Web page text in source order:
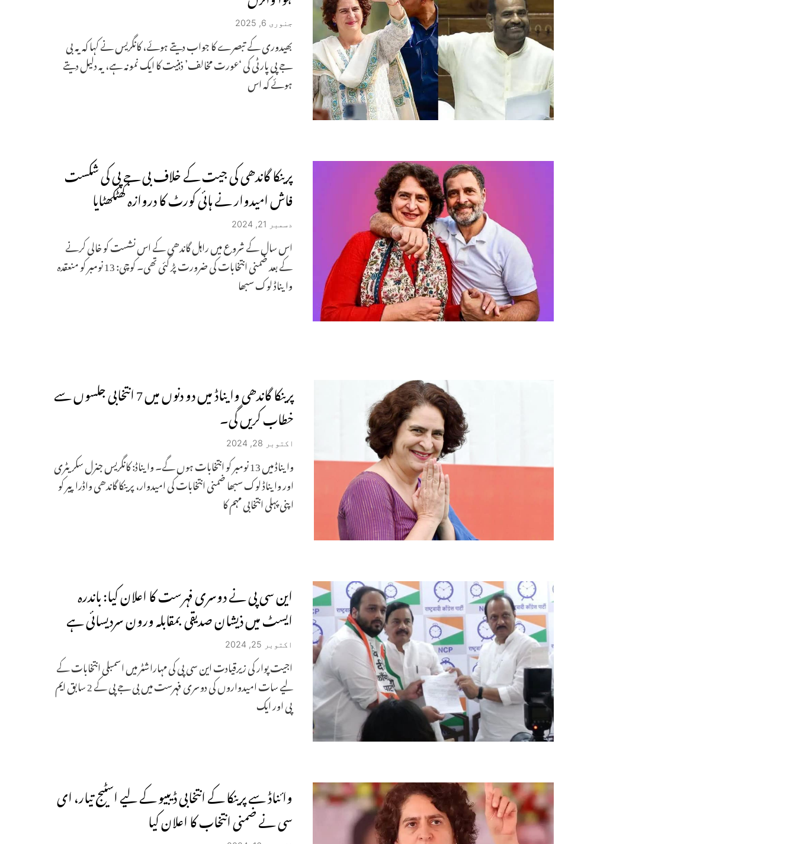
جنوری 6, 2025
بھیدوری کے تبصرے کا جواب دیتے ہوئے، کانگریس نے کہا کہ یہ بی
جے پی پارٹی کی ‘عورت مخالف’ ذہنیت کا ایک نمونہ ہے، یہ دلیل دیتے
ہوئے کہ اس
پرینکا گاندھی کی جیت کے خلاف بی جے پی کی شکست
فاش امیدوار نے ہائی کورٹ کا دروازہ کھٹکھٹایا
دسمبر 21, 2024
اس سال کے شروع میں راہل گاندھی کے اس نشست کو خالی کرنے
کے بعد ضمنی انتخابات کی ضرورت پڑ گئی تھی۔ کوچی: 13 نومبر کو منعقدہ
وایناڈ لوک سبھا
پرینکا گاندھی وایناڈ میں دو دنوں میں 7 انتخابی جلسوں سے
خطاب کریں گی۔
اکتوبر 28, 2024
وایناڈ میں 13 نومبر کو انتخابات ہوں گے۔ وایناڈ: کانگریس جنرل سکریٹری
اور وایناڈ لوک سبھا ضمنی انتخابات کی امیدوار، پرینکا گاندھی واڈرا پیر کو
اپنی پہلی انتخابی مہم کا
این سی پی نے دوسری فہرست کا اعلان کیا: باندرہ
ایسٹ میں ذیشان صدیقی بمقابلہ ورون سردیسائی ہے
اکتوبر 25, 2024
اجیت پوار کی زیرقیادت این سی پی کی مہاراشٹر میں اسمبلی انتخابات کے
لیے سات امیدواروں کی دوسری فہرست میں بی جے پی کے 2 سابق ایم
پی اور ایک
وائناڈ سے پرینکا کے انتخابی ڈیبیو کے لیے اسٹیج تیار، ای
سی نے ضمنی انتخاب کا اعلان کیا